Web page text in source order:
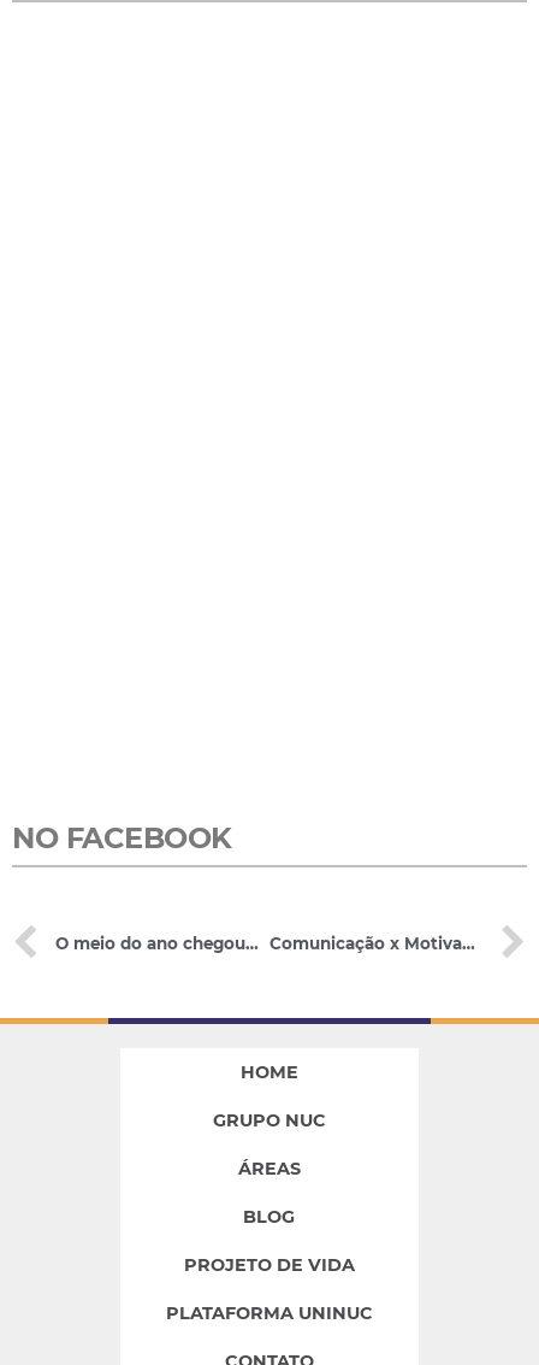
NO FACEBOOK
O meio do ano chegou…..como faço para me manter focado nos estudos? Comunicação x Motivação! Como uma influencia a outra?
HOME
GRUPO NUC
ÁREAS
BLOG
PROJETO DE VIDA
PLATAFORMA UNINUC